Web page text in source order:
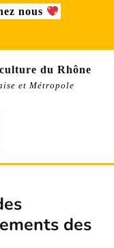
nous
du Rhône
et Métropole
des